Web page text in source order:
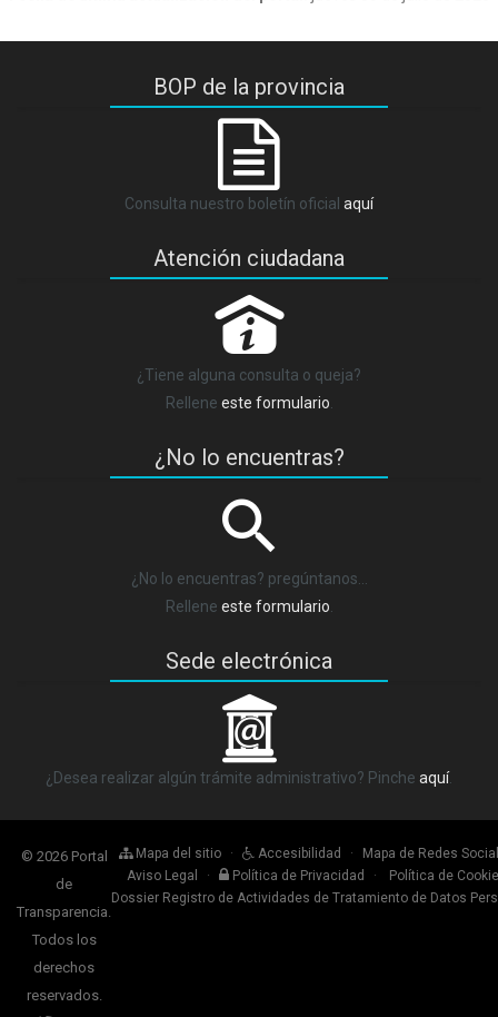
BOP de la provincia
Consulta nuestro boletín oficial aquí
Atención ciudadana
P
¿Tiene alguna consulta o queja?
Rellene este formulario
¿No lo encuentras?
¿No lo encuentras? pregúntanos…
Rellene este formulario
Sede electrónica
_
¿Desea realizar algún trámite administrativo? Pinche aquí.
© 2026 Portal
de
Transparencia.
Todos los
derechos
reservados.
Mapa del sitio · Accesibilidad ·
Mapa de Redes
Aviso Legal
· Política de Privacidad ·
Política de
Dossier Registro de Actividades de Tratamiento de Datos